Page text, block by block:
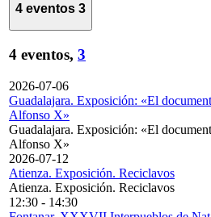
4 eventos 3
4 eventos, 3
2026-07-06
Guadalajara. Exposición: «El
Alfonso X»
Guadalajara. Exposición: «El
Alfonso X»
2026-07-12
Atienza. Exposición. Reciclavos
Atienza. Exposición. Reciclavos
12:30 - 14:30